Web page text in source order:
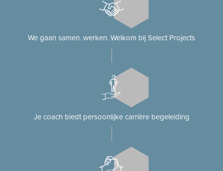
We gaan samen. werken. Welkom bij Select Projects
Je coach biedt persoonlijke carrière begeleiding